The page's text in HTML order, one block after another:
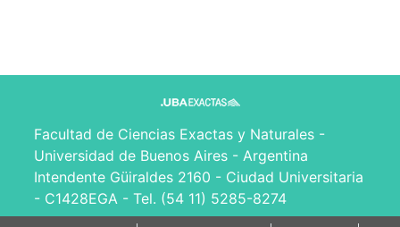
Facultad de Ciencias Exactas y Naturales -
Universidad de Buenos Aires - Argentina
Intendente Güiraldes 2160 - Ciudad Universitaria
- C1428EGA - Tel. (54 11) 5285-8274